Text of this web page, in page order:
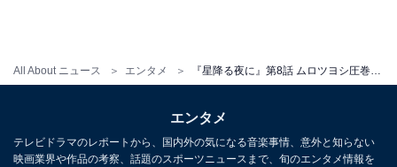
All About ニュース エンタメ
ラストシーンの慟哭を迎えると、「いろんな感情が溢れ
ていてめちゃくちゃ泣かされた」「ムロさんのシーン重
かったなぁ」「子どものように泣く伴さんから今までの
エンタメ
テレビドラマのレポートから、国内外の気になる音楽事情、意外と知らない
映画業界や作品の考察、話題のスポーツニュースまで、旬のエンタメ情報を